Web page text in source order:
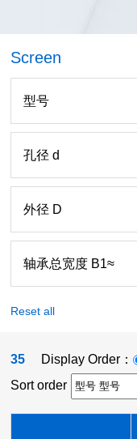
Screen
型号
孔径 d
外径 D
轴承总宽度 B1≈
Reset all
35 Display Order：
Sort order